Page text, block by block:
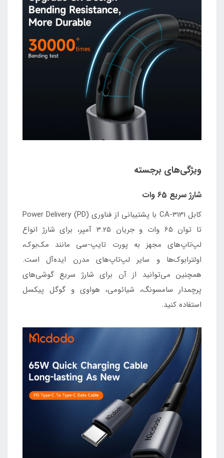
ویژگی‌های برجسته
شارژ سریع 65 وات
کابل CA-3131 با پشتیبانی از فناوری Power Delivery (PD)
تا توان 65 وات و جریان 3.25 آمپر، برای شارژ انواع
لپ‌تاپ‌های مجهز به پورت تایپ-سی مانند مک‌بوک،
اولترابوک‌ها و سایر لپ‌تاپ‌های مدرن ایده‌آل است.
همچنین می‌توانید از آن برای شارژ سریع گوشی‌های
پرچمدار سامسونگ، شیائومی، هواوی و گوگل پیکسل
استفاده کنید.